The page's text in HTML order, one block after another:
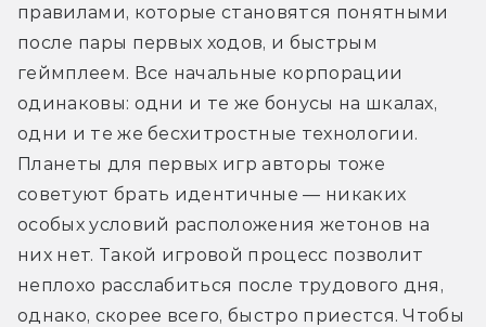
правилами, которые становятся понятными
после пары первых ходов, и быстрым
геймплеем. Все начальные корпорации
одинаковы: одни и те же бонусы на шкалах,
одни и те же бесхитростные технологии.
Планеты для первых игр авторы тоже
советуют брать идентичные — никаких
особых условий расположения жетонов на
них нет. Такой игровой процесс позволит
неплохо расслабиться после трудового дня,
однако, скорее всего, быстро приестся. Чтобы